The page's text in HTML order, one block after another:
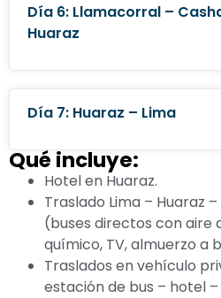
Día 6: Llamacorral –
Huaraz
Día 7: Huaraz – Lima
Qué incluye:
Hotel en Huaraz.
Traslado Lima – Huaraz
(buses directos con aire
químico, TV, almuerzo a
Traslados en vehículo
estación de bus – hotel